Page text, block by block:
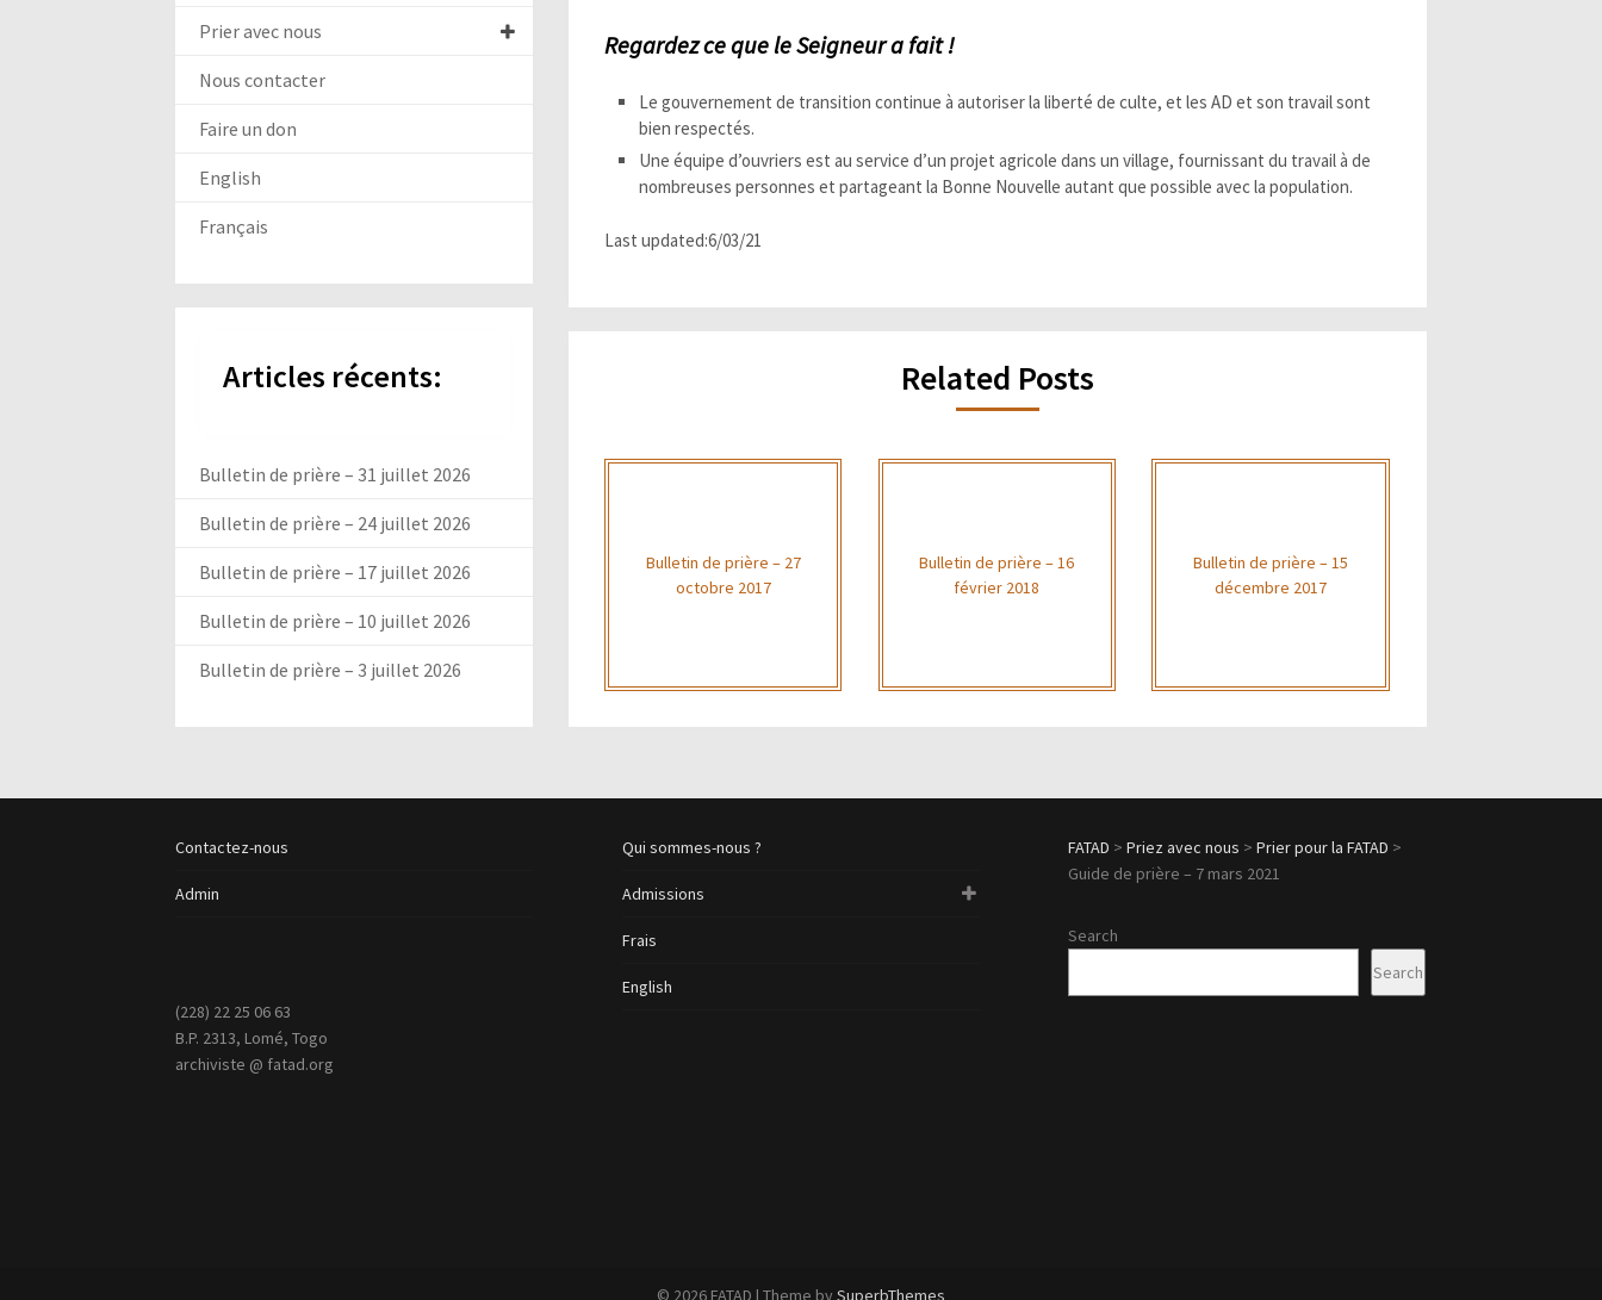
Regardez ce que le Seigneur a fait !
Le gouvernement de transition continue à autoriser la liberté de culte, et les AD et son travail sont
bien respectés.
Une équipe d’ouvriers est au service d’un projet agricole dans un village, fournissant du travail à de
nombreuses personnes et partageant la Bonne Nouvelle autant que possible avec la population.
Last updated:6/03/21
Related Posts
Bulletin de prière – 27
octobre 2017
Bulletin de prière – 16
février 2018
Bulletin de prière – 15
décembre 2017
Prier avec nous
Nous contacter
Faire un don
English
Français
Articles récents:
Bulletin de prière – 31 juillet 2026
Bulletin de prière – 24 juillet 2026
Bulletin de prière – 17 juillet 2026
Bulletin de prière – 10 juillet 2026
Bulletin de prière – 3 juillet 2026
Contactez-nous
Admin
(228) 22 25 06 63
B.P. 2313, Lomé, Togo
archiviste @ fatad.org
Qui sommes-nous ?
Admissions
Frais
English
FATAD >Priez avec nous >Prier pour la FATAD >
Guide de prière – 7 mars 2021
Search
Search
© 2026 FATAD | Theme by SuperbThemes